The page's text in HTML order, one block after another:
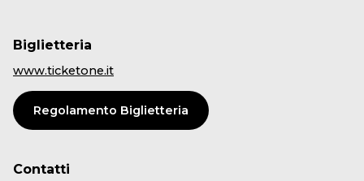
Biglietteria
www.ticketone.it
Regolamento Biglietteria
Contatti